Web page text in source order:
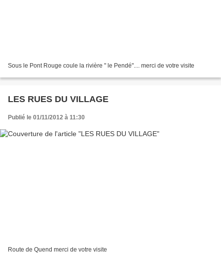
Sous le Pont Rouge coule la rivière " le Pendé".... merci de votre visite
LES RUES DU VILLAGE
Publié le 01/11/2012 à 11:30
Route de Quend merci de votre visite